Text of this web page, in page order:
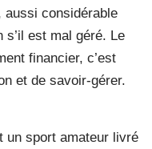
aussi considérable
s’il est mal géré. Le
financier, c’est
et de savoir-gérer.
un sport amateur livré